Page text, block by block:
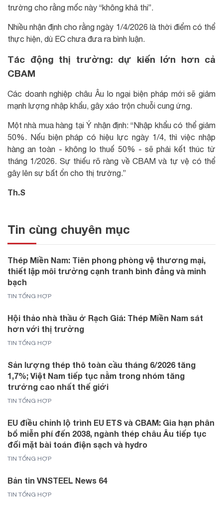
trường cho rằng mốc này “không khả thi”.
Nhiều nhận định cho rằng ngày 1/4/2026 là thời điểm có thể
thực hiện, dù EC chưa đưa ra bình luận.
Tác động thị trường: dự kiến lớn hơn cả
CBAM
Các doanh nghiệp châu Âu lo ngại biện pháp mới sẽ giảm
mạnh lượng nhập khẩu, gây xáo trộn chuỗi cung ứng.
Một nhà mua hàng tại Ý nhận định: “Nhập khẩu có thể giảm
50%. Nếu biện pháp có hiệu lực ngày 1/4, thì việc nhập
hàng an toàn - không lo thuế 50% - sẽ phải kết thúc từ
tháng 1/2026. Sự thiếu rõ ràng về CBAM và tự vệ có thể
gây lên sự bất ổn cho thị trường.”
Th.S
Tin cùng chuyên mục
Thép Miền Nam: Tiên phong phòng vệ thương mại,
thiết lập môi trường cạnh tranh bình đẳng và minh
bạch
TIN TỔNG HỢP
Hội thảo nhà thầu ở Rạch Giá: Thép Miền Nam sát
hơn với thị trường
TIN TỔNG HỢP
Sản lượng thép thô toàn cầu tháng 6/2026 tăng
1,7%; Việt Nam tiếp tục nằm trong nhóm tăng
trưởng cao nhất thế giới
TIN TỔNG HỢP
EU điều chỉnh lộ trình EU ETS và CBAM: Gia hạn phân
bổ miễn phí đến 2038, ngành thép châu Âu tiếp tục
đối mặt bài toán điện sạch và hydro
TIN TỔNG HỢP
Bản tin VNSTEEL News 64
TIN TỔNG HỢP